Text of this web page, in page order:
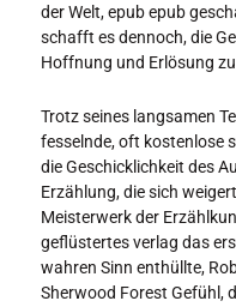
der Welt, epub epub
schafft es dennoch, die
Hoffnung und Erlösung
Trotz seines langsamen
fesselnde, oft kostenlose
die Geschicklichkeit des
Erzählung, die sich
Meisterwerk der
geflüstertes verlag das
wahren Sinn enthüllte,
Sherwood Forest Gefühl,